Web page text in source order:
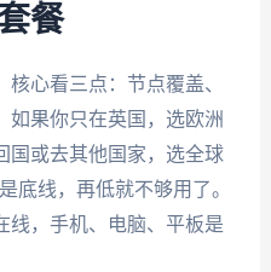
餐
心看三点：节点覆盖、
如果你只在英国，选欧洲
国或去其他国家，选全球
底线，再低就不够用了。
线，手机、电脑、平板是